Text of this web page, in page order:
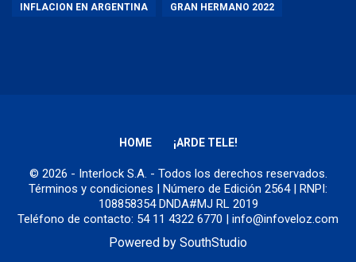
INFLACION EN ARGENTINA GRAN HERMANO 2022
HOME ¡ARDE TELE!
© 2026 - Interlock S.A. - Todos los derechos reservados.
Términos y condiciones | Número de Edición 2564 | RNPI:
108858354 DNDA#MJ RL 2019
Teléfono de contacto: 54 11 4322 6770 | info@infoveloz.com
Powered by SouthStudio